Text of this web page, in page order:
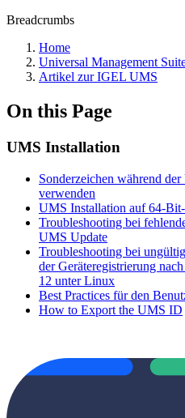
Breadcrumbs
Home
Universal Management
Artikel zur IGEL UMS
On this Page
UMS Installation
Sonderzeichen während
verwenden
UMS Installation auf 64-Bit-
Troubleshooting bei
UMS Update
Troubleshooting bei
der Geräteregistrierung
12 unter Linux
Best Practices für den
How to Export the UMS ID